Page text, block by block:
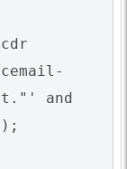
and